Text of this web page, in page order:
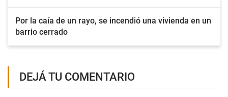
Por la caía de un rayo, se incendió una vivienda en un
barrio cerrado
DEJÁ TU COMENTARIO